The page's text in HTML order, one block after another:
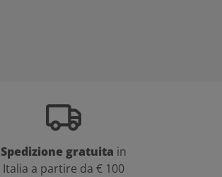
Spedizione gratuita in
Italia a partire da € 100